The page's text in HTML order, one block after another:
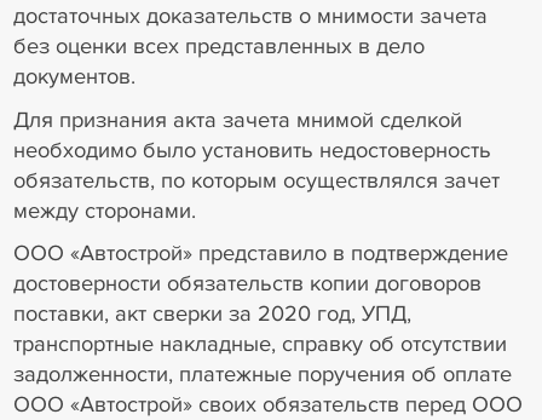
достаточных доказательств о мнимости зачета
без оценки всех представленных в дело
документов.
Для признания акта зачета мнимой сделкой
необходимо было установить недостоверность
обязательств, по которым осуществлялся зачет
между сторонами.
ООО «Автострой» представило в подтверждение
достоверности обязательств копии договоров
поставки, акт сверки за 2020 год, УПД,
транспортные накладные, справку об отсутствии
задолженности, платежные поручения об оплате
ООО «Автострой» своих обязательств перед ООО